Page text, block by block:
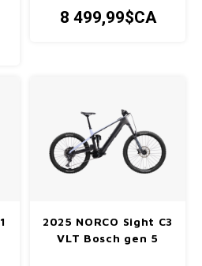
expédition hors-piste pour une
8 499,99$CA
2025 NORCO Sight C3
VLT Bosch gen 5